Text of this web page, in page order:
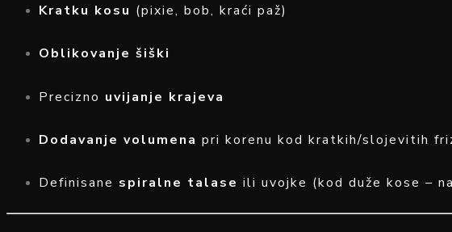
Kratku kosu (pixie, bob, kraći paž)
Oblikovanje šiški
Precizno uvijanje krajeva
Dodavanje volumena pri korenu kod kratkih/slojevitih
Definisane spiralne talase ili uvojke (kod duže kose –